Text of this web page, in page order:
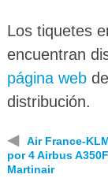
Los tiquetes
encuentran
página webde
distribución.
◀
Air France-
por 4 Airbus
Martinair